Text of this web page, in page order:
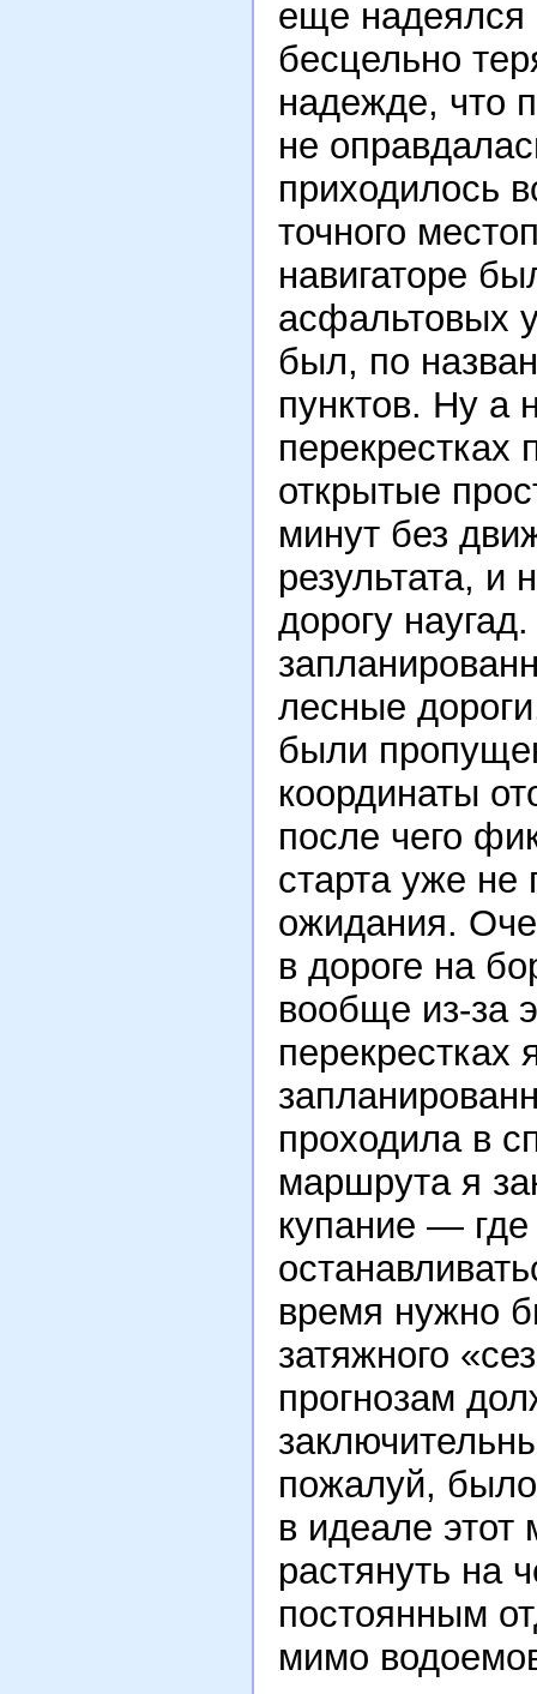
еще надеялся
бесцельно
надежде, что
не
приходилось
точного
навигаторе
асфальтовых
был, по
пунктов. Ну а
перекрестках
открытые
минут без
результата, и
дорогу
лесные
были
координаты
после чего
старта уже
ожидания.
в дороге на
вообще из-за
перекрестках
проходила в
маршрута я
купание —
время нужно
затяжного
прогнозам
пожалуй,
в идеале
растянуть на
постоянным
мимо